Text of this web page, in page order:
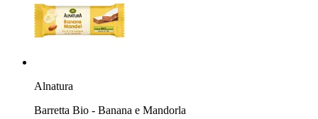
Alnatura
Barretta Bio - Banana e Mandorla